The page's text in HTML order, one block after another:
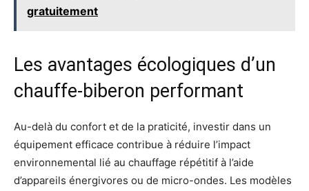
gratuitement
Les avantages écologiques d’un
chauffe-biberon performant
Au-delà du confort et de la praticité, investir dans un
équipement efficace contribue à réduire l’impact
environnemental lié au chauffage répétitif à l’aide
d’appareils énergivores ou de micro-ondes. Les modèles